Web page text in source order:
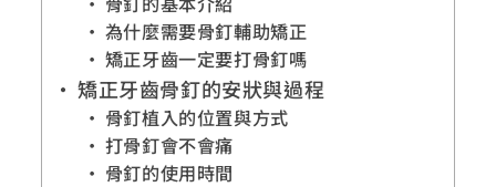
為什麼需要骨釘輔助矯正
矯正牙齒一定要打骨釘嗎
矯正牙齒骨釘的安狀與過程
骨釘植入的位置與方式
打骨釘會不會痛
骨釘的使用時間